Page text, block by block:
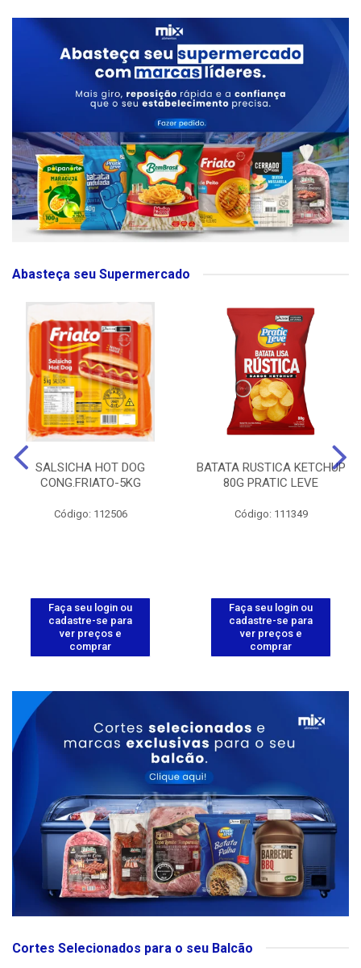
Abasteça seu Supermercado
SALSICHA HOT DOG
CONG.FRIATO-5KG
Código: 112506
Faça seu login ou
cadastre-se para
ver preços e
comprar
BATATA RUSTICA KETCHUP
80G PRATIC LEVE
Código: 111349
Faça seu login ou
cadastre-se para
ver preços e
comprar
Cortes Selecionados para o seu Balcão